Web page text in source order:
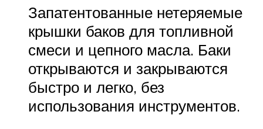
Запатентованные нетеряемые
крышки баков для топливной
смеси и цепного масла. Баки
открываются и закрываются
быстро и легко, без
использования инструментов.